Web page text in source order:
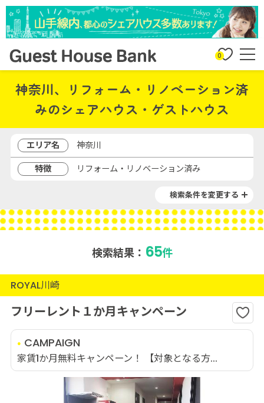
0
神奈川、リフォーム・リノベーション済
みのシェアハウス・ゲストハウス
エリア名
神奈川
特徴
リフォーム・リノベーション済み
検索条件を変更する
検索結果： 65件
ROYAL川崎
フリーレント１か月キャンペーン
CAMPAIGN
家賃1か月無料キャンペーン！ 【対象となる方...